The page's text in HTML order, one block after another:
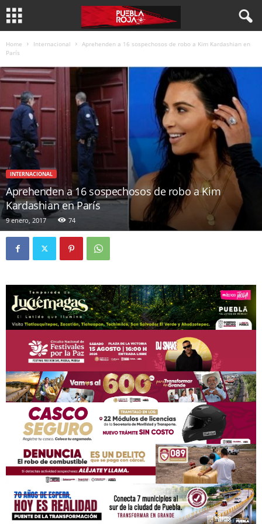
Home Internacional
Aprehenden a 16 sospechosos de robo a Kim Kardashian en
París
INTERNACIONAL
Aprehenden a 16 sospechosos de robo a Kim
Kardashian en París
9 enero, 2017 74